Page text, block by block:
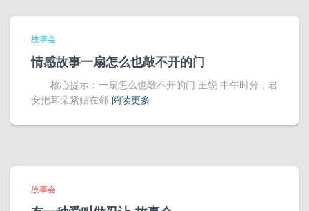
故事会
情感故事一扇怎么也敲不开的门
核心提示：一扇怎么也敲不开的门 王锐 中午时分，君
安把耳朵紧贴在邻 阅读更多
故事会